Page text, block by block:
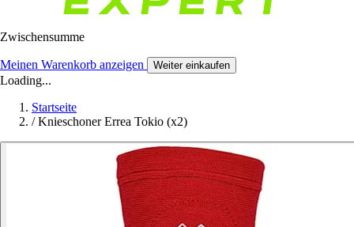
Zwischensumme
Meinen Warenkorb anzeigen Weiter einkaufen
Loading...
Startseite
/ Knieschoner Errea Tokio (x2)